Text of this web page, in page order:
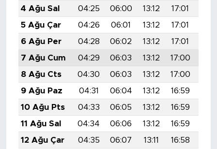
4 Ağu Sal
04:25 06:00 13:12 17:01
5 Ağu Çar
04:26 06:01 13:12 17:01
6 Ağu Per
04:28 06:02 13:12 17:01
7 Ağu Cum
04:29 06:03 13:12 17:00
8 Ağu Cts
04:30 06:03 13:12 17:00
9 Ağu Paz
04:31 06:04 13:12 16:59
10 Ağu Pts
04:33 06:05 13:12 16:59
11 Ağu Sal
04:34 06:06 13:12 16:59
12 Ağu Çar
04:35 06:07 13:11 16:58